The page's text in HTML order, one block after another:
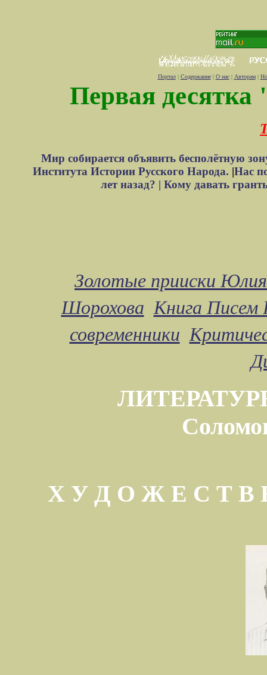
Портал| Содержание| О нас| Авторам|
Первая десятка
Мир собирается объявить бесполётную
Института Истории Русского Народа. |Нас
лет назад? | Кому давать
Золотые прииски
Шорохова Книга Писем
современники
Х У Д О Ж Е С Т